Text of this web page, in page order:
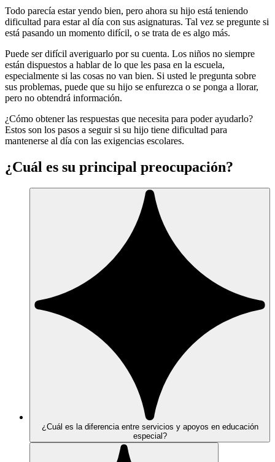
Todo parecía estar yendo bien, pero ahora su hijo está teniendo
dificultad para estar al día con sus asignaturas. Tal vez se pregunte si
está pasando un momento difícil, o se trata de es algo más.
Puede ser difícil averiguarlo por su cuenta. Los niños no siempre
están dispuestos a hablar de lo que les pasa en la escuela,
especialmente si las cosas no van bien. Si usted le pregunta sobre
sus problemas, puede que su hijo se enfurezca o se ponga a llorar,
pero no obtendrá información.
¿Cómo obtener las respuestas que necesita para poder ayudarlo?
Estos son los pasos a seguir si su hijo tiene dificultad para
mantenerse al día con las exigencias escolares.
¿Cuál es su principal preocupación?
¿Cuál es la diferencia entre servicios y apoyos en educación
especial?